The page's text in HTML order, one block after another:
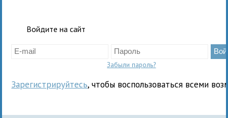
Войдите на сайт
Забыли пароль?
Зарегистрируйтесь, чтобы воспользоваться всеми